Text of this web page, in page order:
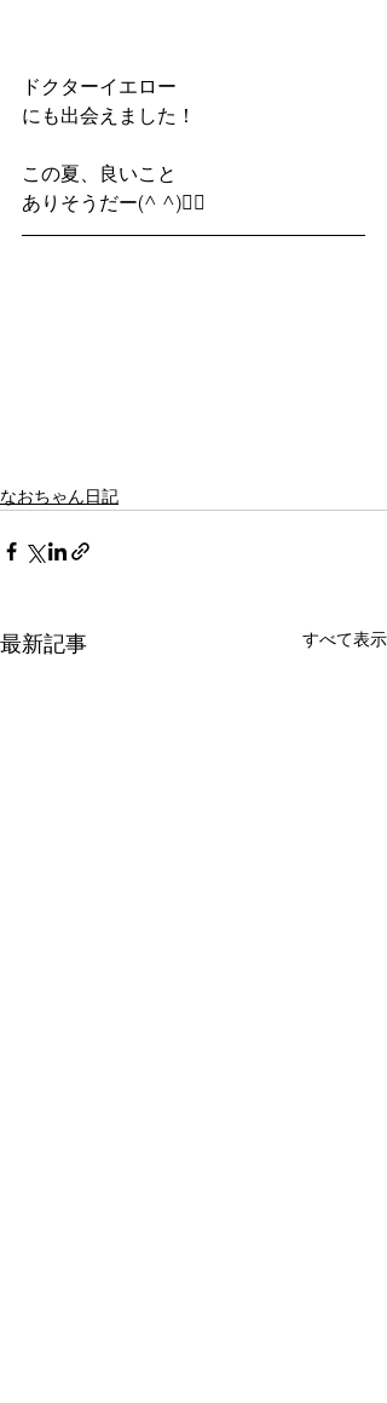
ドクターイエロー
にも出会えました！
この夏、良いこと
ありそうだー(^ ^)✌🏻
なおちゃん日記
最新記事 すべて表示